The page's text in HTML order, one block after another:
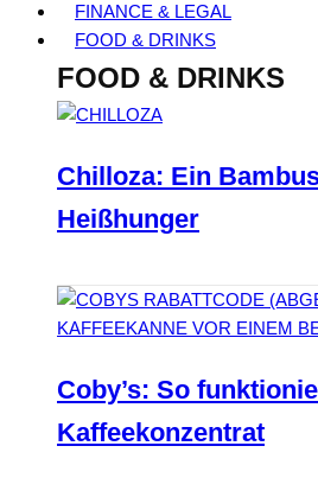
FINANCE & LEGAL
FOOD & DRINKS
FOOD & DRINKS
Chilloza: Ein
Heißhunger
Coby’s: So
Kaffeekonzentrat